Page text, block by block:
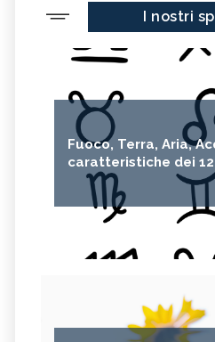
I nostri
Fuoco, Terra, Aria,
caratteristiche dei